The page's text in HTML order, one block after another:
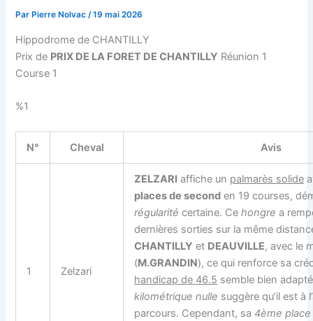
Par Pierre Nolvac/19 mai 2026
Hippodrome de CHANTILLY
Prix de PRIX DE LA FORET DE CHANTILLY Réunion 1
Course 1
%1
N° Cheval Avis
1 Zelzari
ZELZARI affiche un palmarès solide
places de second en 19 courses,
régularité certaine. Cehongre a
dernières sorties sur la même
CHANTILLY et DEAUVILLE, avec le
(M.GRANDIN), ce qui renforce sa
handicap de 46.5 semble bien
kilométrique nulle suggère qu’il est à
parcours. Cependant, sa4ème